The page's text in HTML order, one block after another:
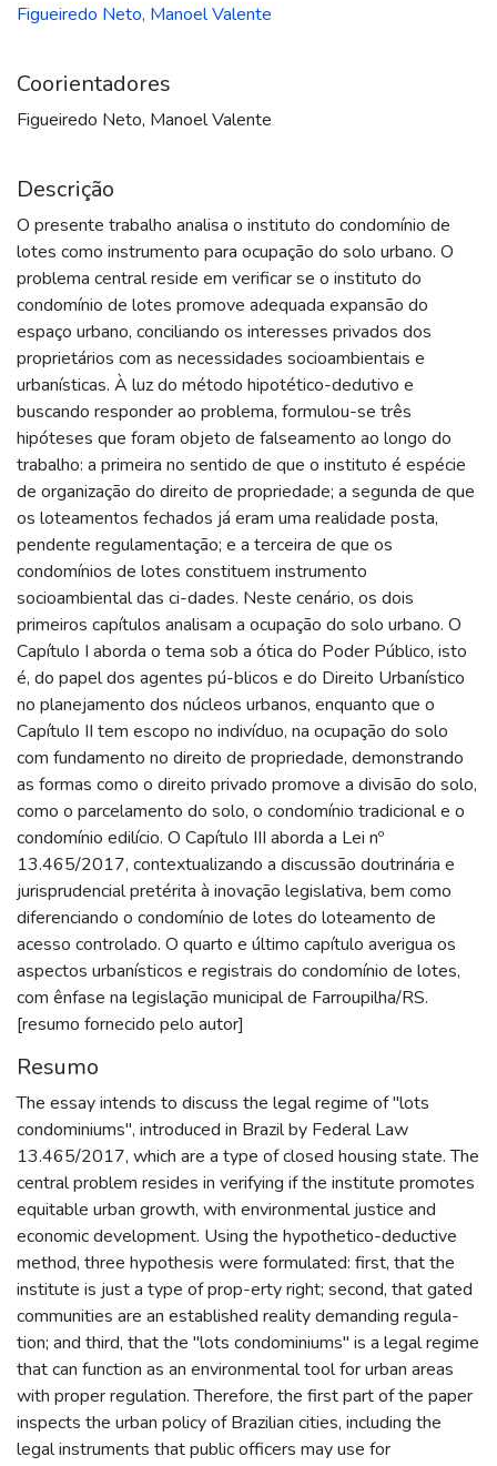
Figueiredo Neto, Manoel Valente
Coorientadores
Figueiredo Neto, Manoel Valente
Descrição
O presente trabalho analisa o instituto do condomínio de
lotes como instrumento para ocupação do solo urbano. O
problema central reside em verificar se o instituto do
condomínio de lotes promove adequada expansão do
espaço urbano, conciliando os interesses privados dos
proprietários com as necessidades socioambientais e
urbanísticas. À luz do método hipotético-dedutivo e
buscando responder ao problema, formulou-se três
hipóteses que foram objeto de falseamento ao longo do
trabalho: a primeira no sentido de que o instituto é espécie
de organização do direito de propriedade; a segunda de que
os loteamentos fechados já eram uma realidade posta,
pendente regulamentação; e a terceira de que os
condomínios de lotes constituem instrumento
socioambiental das ci-dades. Neste cenário, os dois
primeiros capítulos analisam a ocupação do solo urbano. O
Capítulo I aborda o tema sob a ótica do Poder Público, isto
é, do papel dos agentes pú-blicos e do Direito Urbanístico
no planejamento dos núcleos urbanos, enquanto que o
Capítulo II tem escopo no indivíduo, na ocupação do solo
com fundamento no direito de propriedade, demonstrando
as formas como o direito privado promove a divisão do solo,
como o parcelamento do solo, o condomínio tradicional e o
condomínio edilício. O Capítulo III aborda a Lei nº
13.465/2017, contextualizando a discussão doutrinária e
jurisprudencial pretérita à inovação legislativa, bem como
diferenciando o condomínio de lotes do loteamento de
acesso controlado. O quarto e último capítulo averigua os
aspectos urbanísticos e registrais do condomínio de lotes,
com ênfase na legislação municipal de Farroupilha/RS.
[resumo fornecido pelo autor]
Resumo
The essay intends to discuss the legal regime of "lots
condominiums", introduced in Brazil by Federal Law
13.465/2017, which are a type of closed housing state. The
central problem resides in verifying if the institute promotes
equitable urban growth, with environmental justice and
economic development. Using the hypothetico-deductive
method, three hypothesis were formulated: first, that the
institute is just a type of prop-erty right; second, that gated
communities are an established reality demanding regula-
tion; and third, that the "lots condominiums" is a legal regime
that can function as an environmental tool for urban areas
with proper regulation. Therefore, the first part of the paper
inspects the urban policy of Brazilian cities, including the
legal instruments that public officers may use for